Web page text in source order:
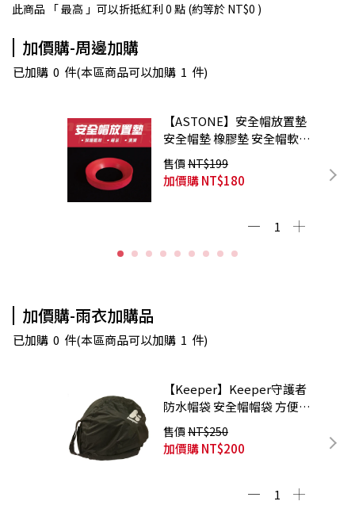
此商品 「 最高 」可以折抵紅利 0 點 (約等於 NT$0 )
加價購-周邊加購
已加購 0 件(本區商品可以加購 1 件)
【ASTONE】安全帽放置墊
安全帽墊 橡膠墊 安全帽軟墊
展示墊 防滑墊
售價 NT$199
加價購NT$180
加價購-雨衣加購品
已加購 0 件(本區商品可以加購 1 件)
【Keeper】Keeper守護者
防水帽袋 安全帽帽袋 方便攜
帶 超大容量
售價 NT$250
加價購NT$200